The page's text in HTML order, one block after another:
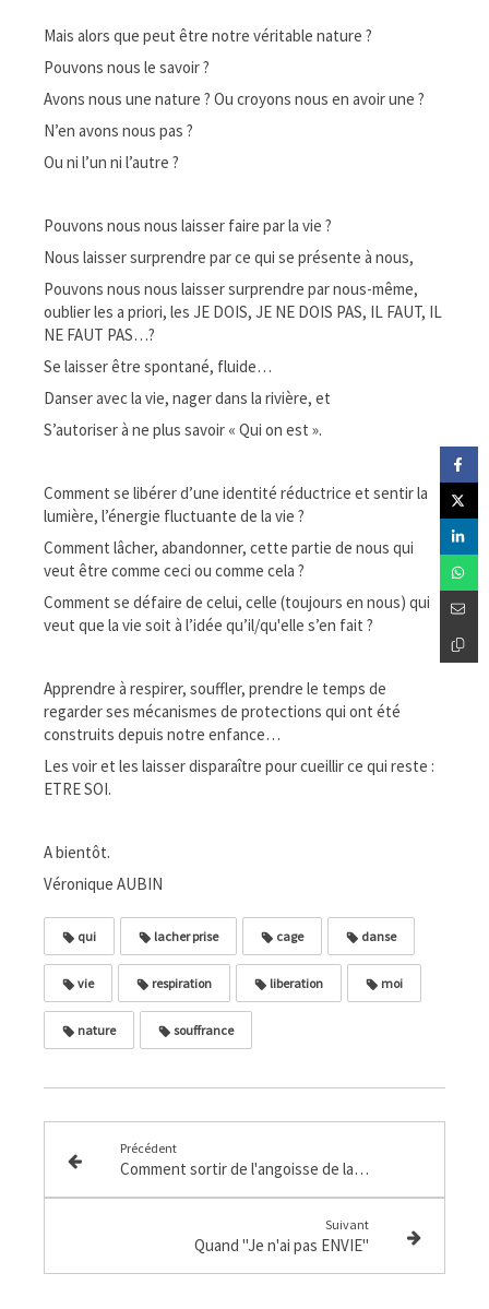
Mais alors que peut être notre véritable nature ?
Pouvons nous le savoir ?
Avons nous une nature ? Ou croyons nous en avoir une ?
N’en avons nous pas ?
Ou ni l’un ni l’autre ?
Pouvons nous nous laisser faire par la vie ?
Nous laisser surprendre par ce qui se présente à nous,
Pouvons nous nous laisser surprendre par nous-même,
oublier les a priori, les JE DOIS, JE NE DOIS PAS, IL FAUT, IL
NE FAUT PAS…?
Se laisser être spontané, fluide…
Danser avec la vie, nager dans la rivière, et
S’autoriser à ne plus savoir « Qui on est ».
Comment se libérer d’une identité réductrice et sentir la
lumière, l’énergie fluctuante de la vie ?
Comment lâcher, abandonner, cette partie de nous qui
veut être comme ceci ou comme cela ?
Comment se défaire de celui, celle (toujours en nous) qui
veut que la vie soit à l’idée qu’il/qu'elle s’en fait ?
Apprendre à respirer, souffler, prendre le temps de
regarder ses mécanismes de protections qui ont été
construits depuis notre enfance…
Les voir et les laisser disparaître pour cueillir ce qui reste :
ETRE SOI.
A bientôt.
Véronique AUBIN
qui lacher prise cage danse
vie respiration liberation moi
nature souffrance
Précédent
Comment sortir de l'angoisse de la solitude
Suivant
Quand "Je n'ai pas ENVIE"